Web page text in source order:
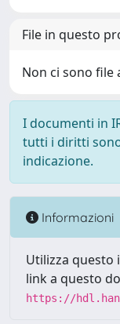
File in questo
Non ci sono file
I documenti in
tutti i diritti
indicazione.
Informazioni
Utilizza questo
link a questo
https://